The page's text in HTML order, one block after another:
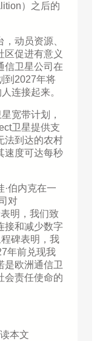
）之后的
动员资源、
区促进有意义
信卫星公司在
到2027年将
连接起来。
宽带计划，
卫星提供支
法到达的农村
速度可达每秒
·伯内克在一
对
明，我们致
接和减少数字
碑表明，我
年前兑现我
是欧洲通信卫
会责任使命的
本文